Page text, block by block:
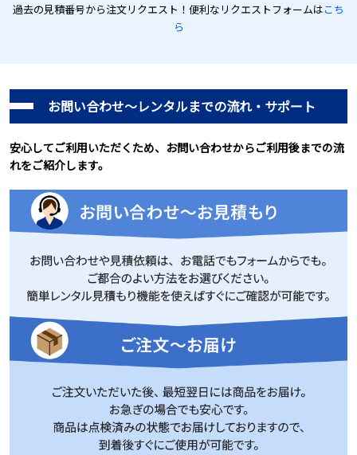
過去の見積番号から注文リクエスト！便利なリクエストフォームはこち
ら
お問い合わせ～レンタルまでの流れ・サポート
安心してご利用いただくため、お問い合わせからご利用後までの流
れをご紹介します。